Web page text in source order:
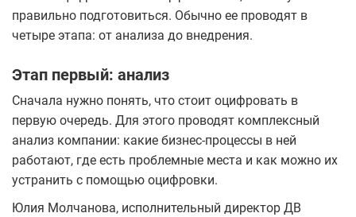
правильно подготовиться. Обычно ее проводят в
четыре этапа: от анализа до внедрения.
Этап первый: анализ
Сначала нужно понять, что стоит оцифровать в
первую очередь. Для этого проводят комплексный
анализ компании: какие бизнес-процессы в ней
работают, где есть проблемные места и как можно их
устранить с помощью оцифровки.
Юлия Молчанова, исполнительный директор ДВ